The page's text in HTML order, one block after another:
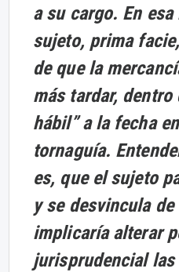
a su cargo. En
sujeto, prima
de que la
más tardar,
hábil” a la fecha
tornaguía.
es, que el sujeto
y se desvincula
implicaría alterar
jurisprudencial